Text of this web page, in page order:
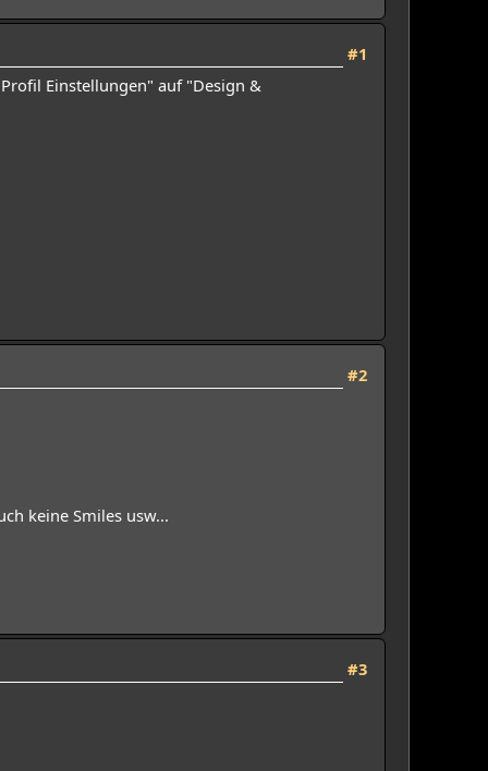
#1
Einstellungen" auf "Design &
#2
keine Smiles usw...
#3